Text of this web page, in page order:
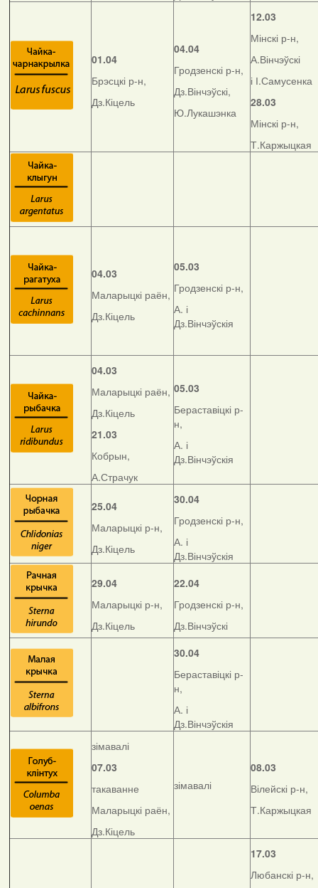
01.04
Брэсцкі р-н,
Дз.Кіцель
04.04
Гродзенскі р-н,
Дз.Вінчэўскі,
Ю.Лукашэнка
12.03
Мінскі р-н,
А.Вінчэўскі
і І.Самусенка
28.03
Мінскі р-н,
Т.Каржыцкая
04.03
Маларыцкі раён,
Дз.Кіцель
05.03
Гродзенскі р-н,
А. і
Дз.Вінчэўскія
04.03
Маларыцкі раён,
Дз.Кіцель
21.03
Кобрын,
А.Страчук
05.03
Бераставіцкі р-
н,
А. і
Дз.Вінчэўскія
25.04
Маларыцкі р-н,
Дз.Кіцель
30.04
Гродзенскі р-н,
А. і
Дз.Вінчэўскія
29.04
Маларыцкі р-н,
Дз.Кіцель
22.04
Гродзенскі р-н,
Дз.Вінчэўскі
30.04
Бераставіцкі р-
н,
А. і
Дз.Вінчэўскія
зімавалі
07.03
такаванне
Маларыцкі раён,
Дз.Кіцель
зімавалі
08.03
Вілейскі р-н,
Т.Каржыцкая
17.03
Любанскі р-н,